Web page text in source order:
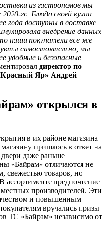
из гастрономов мы
го. Блюда своей кухни
года доступны в доставке
внедрение данных
наши покупатели все же
самостоятельно, мы
удобные и безопасные
директор по
Яр» Андрей
открылся в
в их районе магазина
пришлось в ответ на
даже раньше
«Байрам» отличаются не
свежестью товаров, но
ассортименте предпочтение
производителей. Эти
и повышенным
вручались призы
ТС «Байрам» независимо от